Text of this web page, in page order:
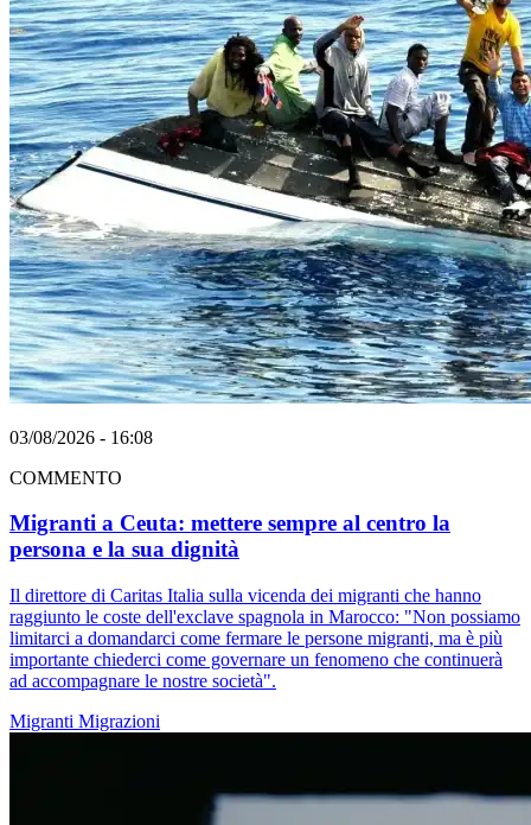
03/08/2026 - 16:08
COMMENTO
Migranti a Ceuta: mettere sempre al centro la
persona e la sua dignità
Il direttore di Caritas Italia sulla vicenda dei migranti che hanno
raggiunto le coste dell'exclave spagnola in Marocco: "Non possiamo
limitarci a domandarci come fermare le persone migranti, ma è più
importante chiederci come governare un fenomeno che continuerà
ad accompagnare le nostre società".
Migranti Migrazioni